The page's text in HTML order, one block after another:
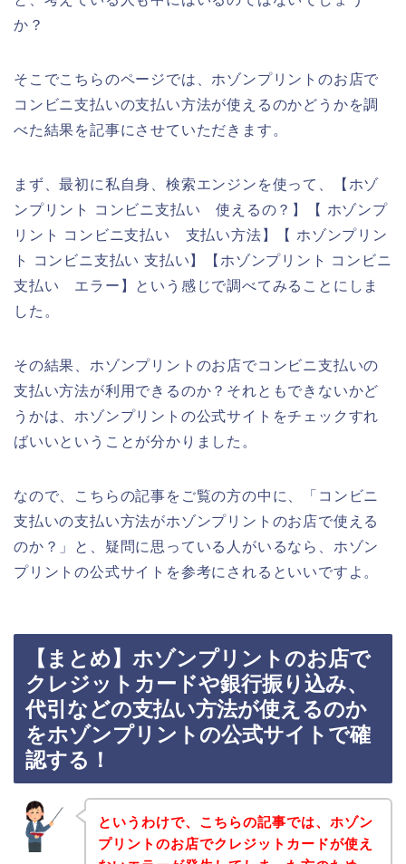
か？
そこでこちらのページでは、ホゾンプリントのお店で
コンビニ支払いの支払い方法が使えるのかどうかを調
べた結果を記事にさせていただきます。
まず、最初に私自身、検索エンジンを使って、【ホゾ
ンプリント コンビニ支払い 使えるの？】【 ホゾンプ
リント コンビニ支払い 支払い方法】【 ホゾンプリン
ト コンビニ支払い 支払い】【ホゾンプリント コンビニ
支払い エラー】という感じで調べてみることにしま
した。
その結果、ホゾンプリントのお店でコンビニ支払いの
支払い方法が利用できるのか？それともできないかど
うかは、ホゾンプリントの公式サイトをチェックすれ
ばいいということが分かりました。
なので、こちらの記事をご覧の方の中に、「コンビニ
支払いの支払い方法がホゾンプリントのお店で使える
のか？」と、疑問に思っている人がいるなら、ホゾン
プリントの公式サイトを参考にされるといいですよ。
【まとめ】ホゾンプリントのお店で
クレジットカードや銀行振り込み、
代引などの支払い方法が使えるのか
をホゾンプリントの公式サイトで確
認する！
というわけで、こちらの記事では、ホゾン
プリントのお店でクレジットカードが使え